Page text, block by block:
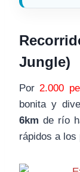
Jungle)
Por2.000
bonita y
6km de río
rápidos a los